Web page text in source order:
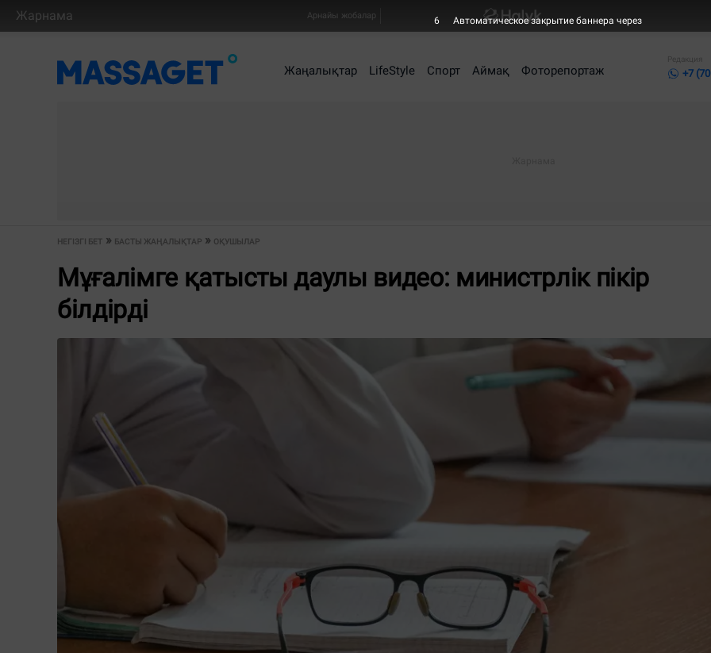
Жарнама Арнайы жобалар
Жаңалықтар LifeStyle Спорт Аймақ Фоторепортаж
Редакция
+7
НЕГІЗГІ БЕТ БАСТЫ ЖАҢАЛЫҚТАР ОҚУШЫЛАР
Мұғалімге қатысты даулы видео: министрлік пікір
білдірді
5 Автоматическое закрытие баннера через